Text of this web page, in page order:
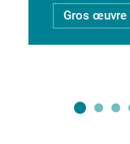
Gros œuvre